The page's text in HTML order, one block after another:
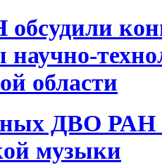
области
ДВО РАН
музыки